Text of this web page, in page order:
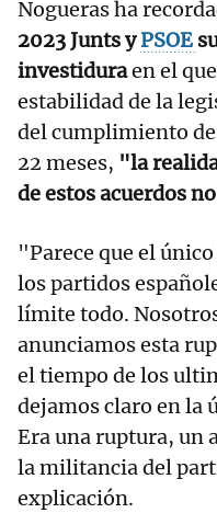
Nogueras ha
2023 Junts yPSOE
investiduraen el
estabilidad de la
del cumplimiento
22 meses, "la
de estos acuerdos
"Parece que el
los partidos
límite todo.
anunciamos esta
el tiempo de los
dejamos claro en la
Era una ruptura, un
la militancia del
explicación.